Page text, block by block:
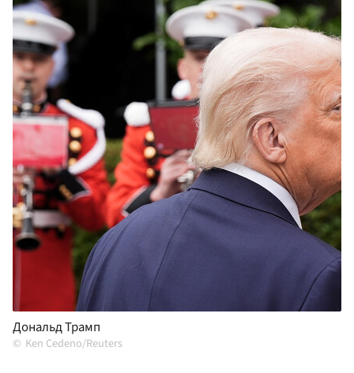
Дональд Трамп
Ken Cedeno/Reuters